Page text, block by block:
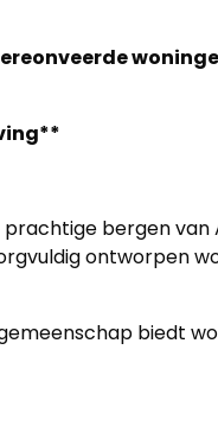
bergen van
ontworpen
biedt